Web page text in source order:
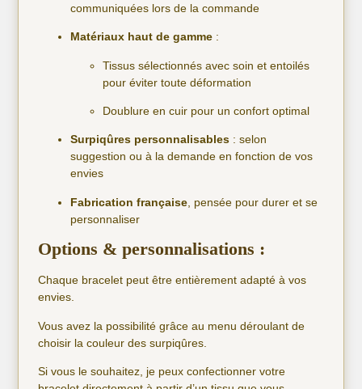
communiquées lors de la commande
Matériaux haut de gamme :
Tissus sélectionnés avec soin et entoilés
pour éviter toute déformation
Doublure en cuir pour un confort optimal
Surpiqûres personnalisables : selon
suggestion ou à la demande en fonction de vos
envies
Fabrication française , pensée pour durer et se
personnaliser
Options & personnalisations :
Chaque bracelet peut être entièrement adapté à vos
envies.
Vous avez la possibilité grâce au menu déroulant de
choisir la couleur des surpiqûres.
Si vous le souhaitez, je peux confectionner votre